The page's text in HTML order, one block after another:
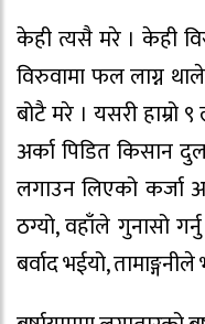
केही त्यसै मरे । केही
विरुवामा फल लाग्न
बोटै मरे । यसरी
अर्का पिडित किसान
लगाउन लिएको कर्जा
ठग्यो, वहाँले गुनासो
बर्वाद भईयो, तामाङ्गनीले